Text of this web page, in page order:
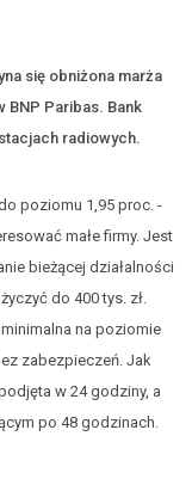
się obniżona marża
BNP Paribas. Bank
radiowych.
poziomu 1,95 proc. -
małe firmy. Jest
bieżącej działalności
do 400 tys. zł.
na poziomie
zabezpieczeń. Jak
w 24 godziny, a
po 48 godzinach.